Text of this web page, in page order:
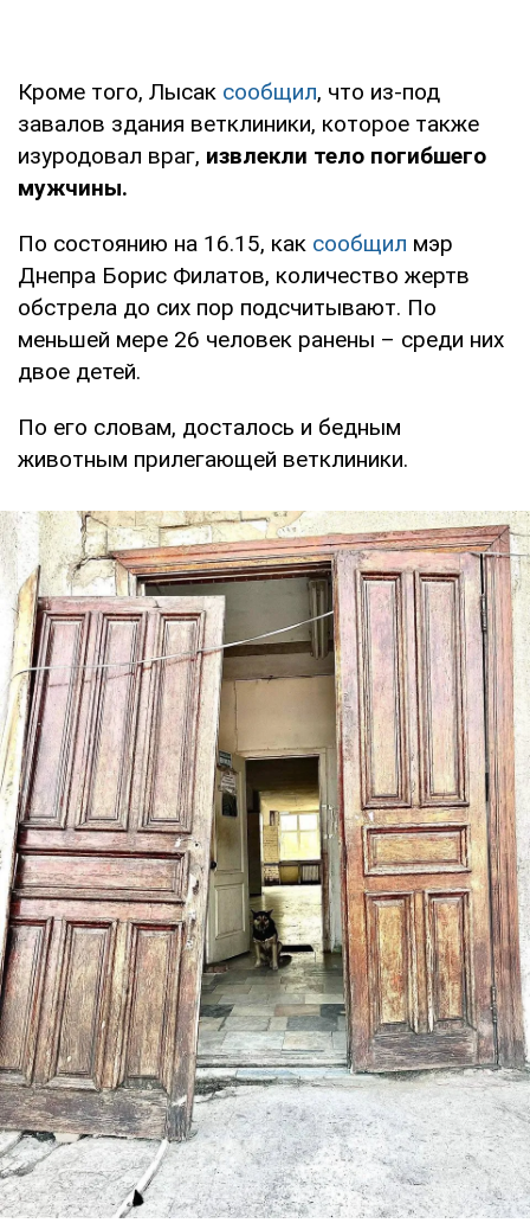
Кроме того, Лысак сообщил, что из-под
завалов здания ветклиники, которое также
изуродовал враг, извлекли тело погибшего
мужчины.
По состоянию на 16.15, как сообщил мэр
Днепра Борис Филатов, количество жертв
обстрела до сих пор подсчитывают. По
меньшей мере 26 человек ранены – среди них
двое детей.
По его словам, досталось и бедным
животным прилегающей ветклиники.